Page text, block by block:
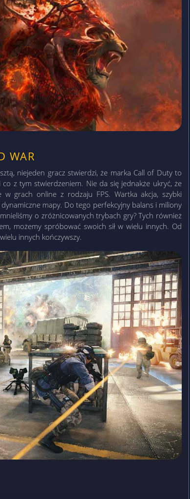
WAR
niejeden gracz stwierdzi, że marka Call of Duty to
z tym stwierdzeniem. Nie da się jednakże ukryć, że
grach online z rodzaju FPS. Wartka akcja, szybki
mapy. Do tego perfekcyjny balans i miliony
o zróżnicowanych trybach gry? Tych również
możemy spróbować swoich sił w wielu innych. Od
innych kończywszy.